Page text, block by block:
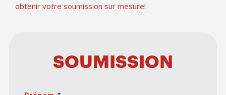
obtenir votre soumission sur mesure!
SOUMISSION